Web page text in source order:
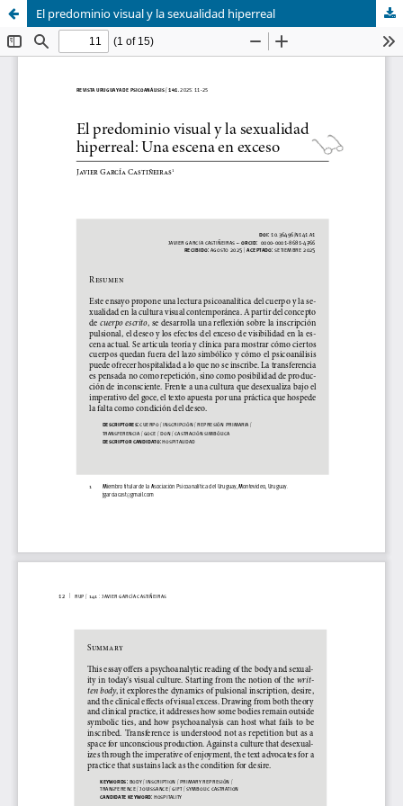
El predominio visual y la sexualidad hiperreal